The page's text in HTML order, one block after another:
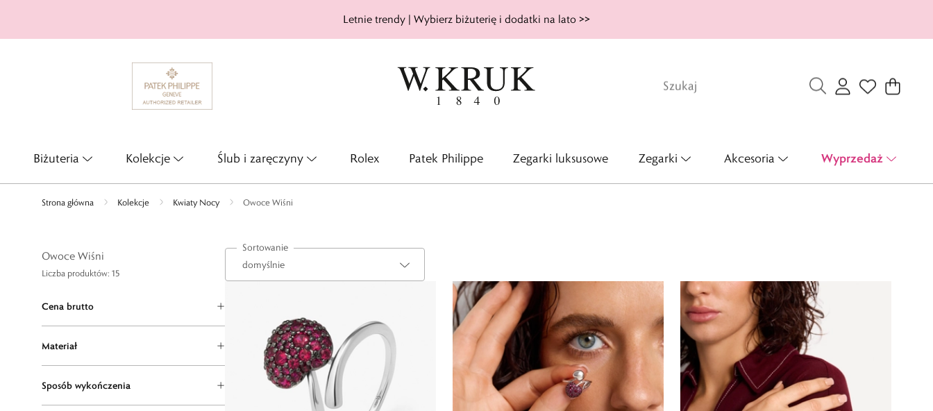
Letnie trendy | Wybierz biżuterię i dodatki na lato >>
Biżuteria Kolekcje Ślub i zaręczyny Rolex Patek Philippe Zegarki luksusowe Zegarki Akcesoria Wyprzedaż
Strona główna Kolekcje Kwiaty Nocy Owoce Wiśni
Owoce Wiśni
Liczba produktów: 15
Sortowanie
Cena brutto
Materiał
Sposób wykończenia